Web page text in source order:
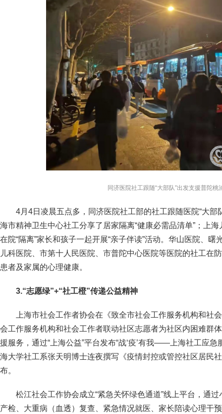
同济医院社工跟随“大部队”出发支援普陀桃
4月4日凌晨五点多，同济医院社工部的社工跟随医院“大部
海市精神卫生中心社工分享了居家隔离“健康必需品清单”；上
在院“隔离”家长和孩子一起开展“亲子伴读”活动。华山医院、
儿科医院、市第十人民医院、市普陀中心医院等医院的社工在
患者及家属的心理健康。
3.“志愿绿”+“社工橙”传递公益精神
上海市社会工作者协会在《致全市社会工作服务机构和社
会工作服务机构和社会工作者联动社区志愿者为社区内困难群
援服务，通过“上海公益”平台发布“战‘疫’有我——上海社工应急
海大学社工系张天明博士连夜撰写《疫情封控或管控社区居民
布。
松江社会工作协会成立“紧急关怀绿色通道”线上平台，通
产检、大重病（血透）复查、紧急情况就医、家长陪读心理干